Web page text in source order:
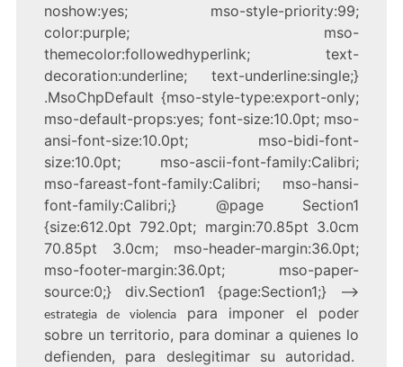
noshow:yes; mso-style-priority:99;
color:purple; mso-
themecolor:followedhyperlink; text-
decoration:underline; text-underline:single;}
.MsoChpDefault {mso-style-type:export-only;
mso-default-props:yes; font-size:10.0pt; mso-
ansi-font-size:10.0pt; mso-bidi-font-
size:10.0pt; mso-ascii-font-family:Calibri;
mso-fareast-font-family:Calibri; mso-hansi-
font-family:Calibri;} @page Section1
{size:612.0pt 792.0pt; margin:70.85pt 3.0cm
70.85pt 3.0cm; mso-header-margin:36.0pt;
mso-footer-margin:36.0pt; mso-paper-
source:0;} div.Section1 {page:Section1;} –>
estrategia de violenciapara imponer el poder
sobre un territorio, para dominar a quienes lo
defienden, para deslegitimar su autoridad.